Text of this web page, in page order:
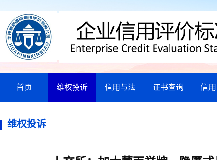
首页 维权投诉 信用与法 证书查询 信
维权投诉